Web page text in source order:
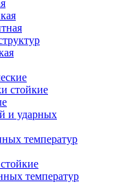
стойкие
и ударных
температур
температур